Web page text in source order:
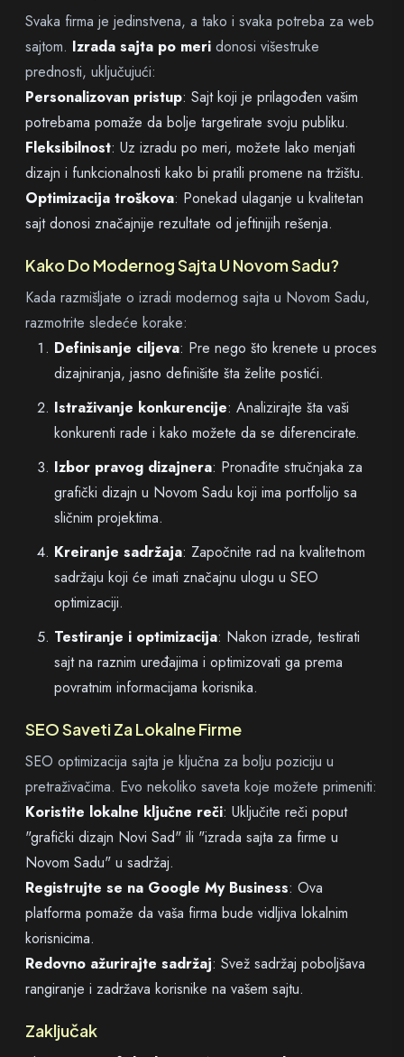
Svaka firma je jedinstvena, a tako i svaka potreba za web
sajtom. Izrada sajta po meri donosi višestruke
prednosti, uključujući:
Personalizovan pristup: Sajt koji je prilagođen vašim
potrebama pomaže da bolje targetirate svoju publiku.
Fleksibilnost: Uz izradu po meri, možete lako menjati
dizajn i funkcionalnosti kako bi pratili promene na tržištu.
Optimizacija troškova: Ponekad ulaganje u kvalitetan
sajt donosi značajnije rezultate od jeftinijih rešenja.
Kako Do Modernog Sajta U Novom Sadu?
Kada razmišljate o izradi modernog sajta u Novom Sadu,
razmotrite sledeće korake:
Definisanje ciljeva: Pre nego što krenete u proces
dizajniranja, jasno definišite šta želite postići.
Istraživanje konkurencije: Analizirajte šta vaši
konkurenti rade i kako možete da se diferencirate.
Izbor pravog dizajnera: Pronađite stručnjaka za
grafički dizajn u Novom Sadu koji ima portfolijo sa
sličnim projektima.
Kreiranje sadržaja: Započnite rad na kvalitetnom
sadržaju koji će imati značajnu ulogu u SEO
optimizaciji.
Testiranje i optimizacija: Nakon izrade, testirati
sajt na raznim uređajima i optimizovati ga prema
povratnim informacijama korisnika.
SEO Saveti Za Lokalne Firme
SEO optimizacija sajta je ključna za bolju poziciju u
pretraživačima. Evo nekoliko saveta koje možete primeniti:
Koristite lokalne ključne reči: Uključite reči poput
"grafički dizajn Novi Sad" ili "izrada sajta za firme u
Novom Sadu" u sadržaj.
Registrujte se na Google My Business: Ova
platforma pomaže da vaša firma bude vidljiva lokalnim
korisnicima.
Redovno ažurirajte sadržaj: Svež sadržaj poboljšava
rangiranje i zadržava korisnike na vašem sajtu.
Zaključak